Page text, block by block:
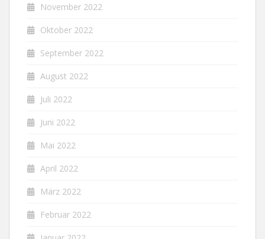
November 2022
Oktober 2022
September 2022
August 2022
Juli 2022
Juni 2022
Mai 2022
April 2022
März 2022
Februar 2022